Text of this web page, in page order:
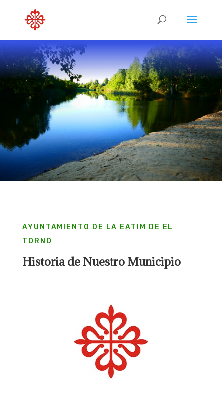
AYUNTAMIENTO DE LA EATIM DE EL
TORNO
Historia de Nuestro Municipio